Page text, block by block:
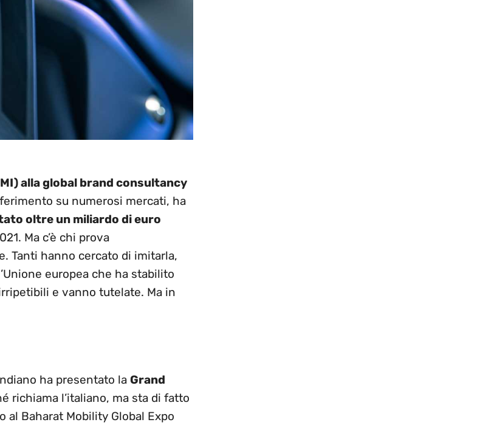
alla global brand consultancy
su numerosi mercati, ha
oltre un miliardo di euro
Ma c’è chi prova
Tanti hanno cercato di imitarla,
europea che ha stabilito
e vanno tutelate. Ma in
ha presentato la Grand
richiama l’italiano, ma sta di fatto
Baharat Mobility Global Expo